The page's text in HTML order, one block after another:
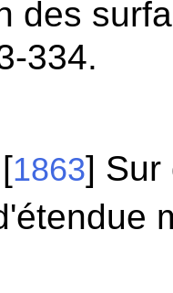
des
334.
[1863] Sur